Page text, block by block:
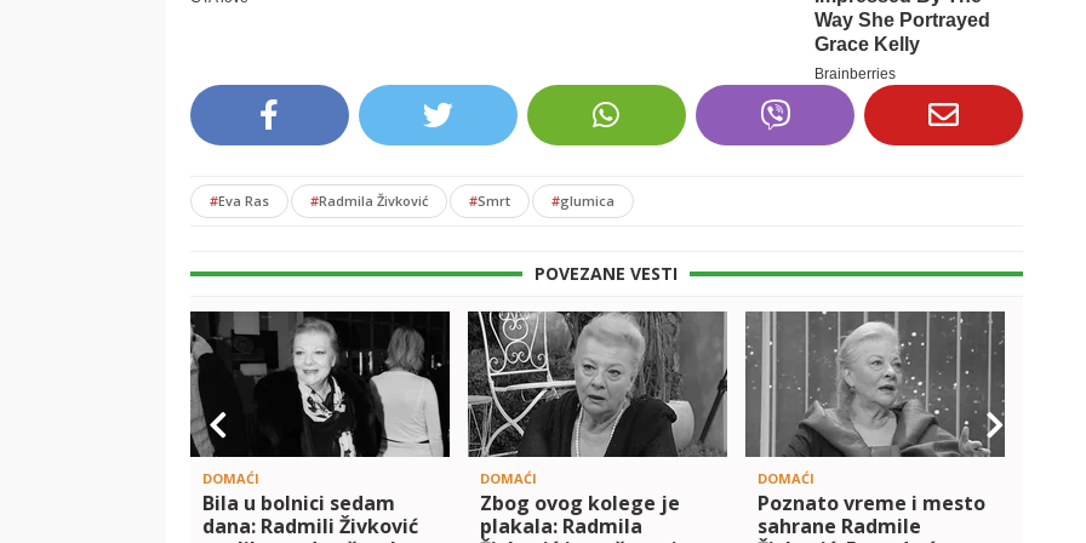
#Eva Ras #Radmila Živković #Smrt #glumica
POVEZANE VESTI
DOMAĆI
Bila u bolnici sedam
dana: Radmili Živković
DOMAĆI
Zbog ovog kolege je
plakala: Radmila
DOMAĆI
Poznato vreme i mesto
sahrane Radmile